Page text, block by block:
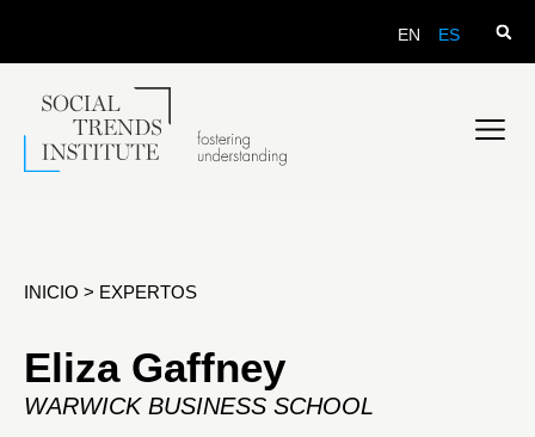
EN ES
INICIO > EXPERTOS
Eliza Gaffney
WARWICK BUSINESS SCHOOL